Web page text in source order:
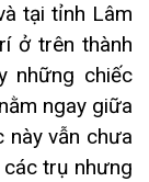
tại tỉnh Lâm
ở trên thành
những chiếc
ngay giữa
này vẫn chưa
trụ nhưng